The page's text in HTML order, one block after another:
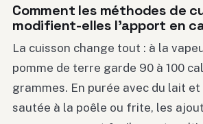
Comment les méthodes de
modifient-elles l’apport en
La cuisson change tout : à la
pomme de terre garde 90 à 100
grammes. En purée avec du lait et
sautée à la poêle ou frite, les